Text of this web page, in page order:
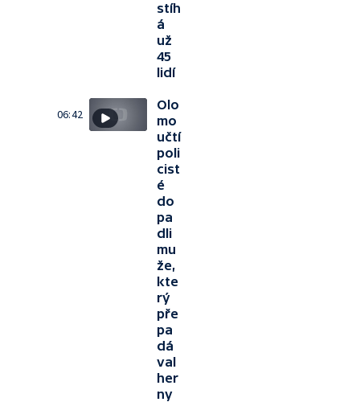
stíh
á
už
45
lidí
06:42
Olo
mo
učtí
poli
cist
é
do
pa
dli
mu
že,
kte
rý
pře
pa
dá
val
her
ny